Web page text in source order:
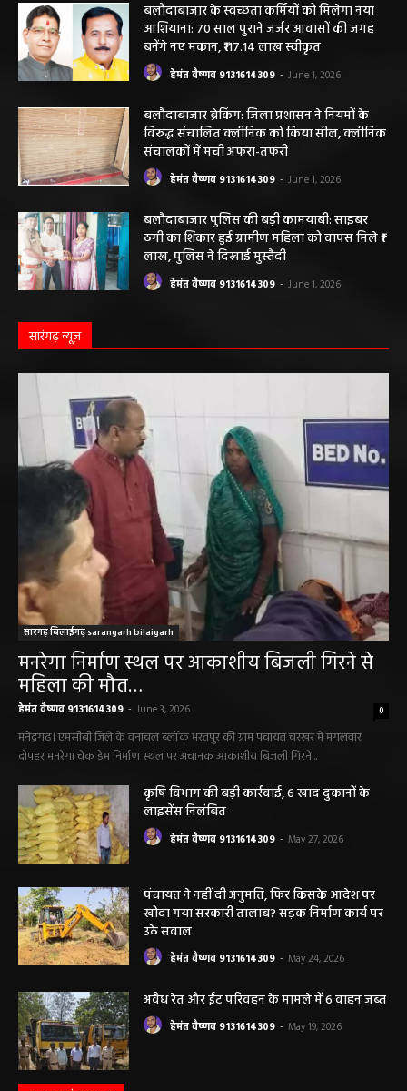
बलौदाबाजार के स्वच्छता कर्मियों को मिलेगा नया
आशियाना: 70 साल पुराने जर्जर आवासों की जगह
बनेंगे नए मकान, ₹117.14 लाख स्वीकृत
हेमंत वैष्णव 9131614309 - June 1, 2026
बलौदाबाजार ब्रेकिंग: जिला प्रशासन ने नियमों के
विरुद्ध संचालित क्लीनिक को किया सील, क्लीनिक
संचालकों में मची अफरा-तफरी
हेमंत वैष्णव 9131614309 - June 1, 2026
बलौदाबाजार पुलिस की बड़ी कामयाबी: साइबर
ठगी का शिकार हुई ग्रामीण महिला को वापस मिले ₹1
लाख, पुलिस ने दिखाई मुस्तैदी
हेमंत वैष्णव 9131614309 - June 1, 2026
सारंगढ़ न्यूज़
सारंगढ़ बिलाईगढ़ sarangarh bilaigarh
मनरेगा निर्माण स्थल पर आकाशीय बिजली गिरने से
महिला की मौत…
हेमंत वैष्णव 9131614309 - June 3, 2026 0
मनेंद्रगढ़। एमसीबी जिले के वनांचल ब्लॉक भरतपुर की ग्राम पंचायत चरखर में मंगलवार
दोपहर मनरेगा चेक डेम निर्माण स्थल पर अचानक आकाशीय बिजली गिरने...
कृषि विभाग की बड़ी कार्रवाई, 6 खाद दुकानों के
लाइसेंस निलंबित
हेमंत वैष्णव 9131614309 - May 27, 2026
पंचायत ने नहीं दी अनुमति, फिर किसके आदेश पर
खोदा गया सरकारी तालाब? सड़क निर्माण कार्य पर
उठे सवाल
हेमंत वैष्णव 9131614309 - May 24, 2026
अवैध रेत और ईंट परिवहन के मामले में 6 वाहन जब्त
हेमंत वैष्णव 9131614309 - May 19, 2026